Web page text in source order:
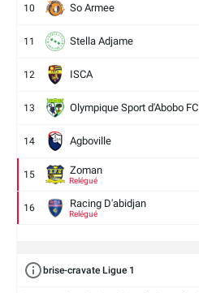
10 So Armee
11 Stella Adjame
12 ISCA
13 Olympique Sport d'Abobo FC
14 Agboville
15 Zoman
Relégué
16 Racing D'abidjan
Relégué
brise-cravate Ligue 1